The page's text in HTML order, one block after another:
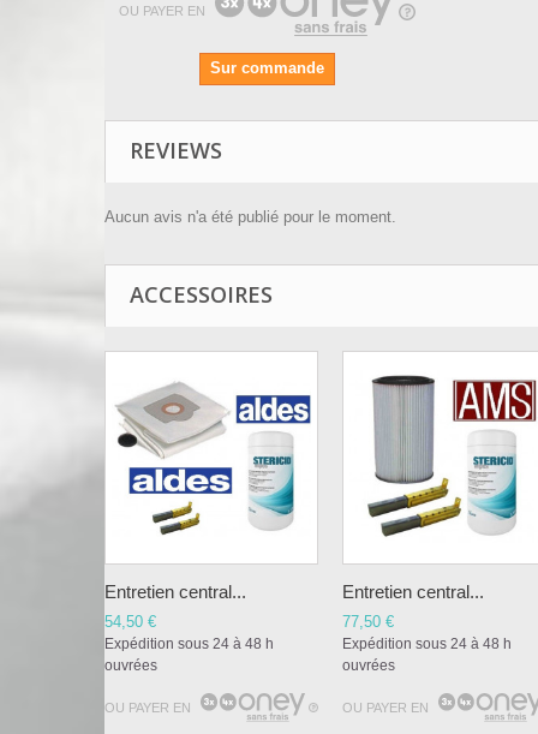
OU PAYER EN
Sur commande
REVIEWS
Aucun avis n'a été publié pour le moment.
ACCESSOIRES
Entretien central...
54,50 €
Expédition sous 24 à 48 h
ouvrées
OU PAYER EN
Entretien central...
77,50 €
Expédition sous 24 à 48 h
ouvrées
OU PAYER EN